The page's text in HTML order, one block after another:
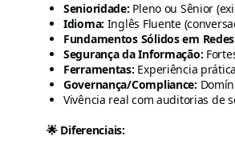
Senioridade: Pleno ou Sênior
Idioma: Inglês Fluente
Fundamentos Sólidos em
Segurança da Informação:
Ferramentas: Experiência
Governança/Compliance:
Vivência real com auditorias de
🌟 Diferenciais: